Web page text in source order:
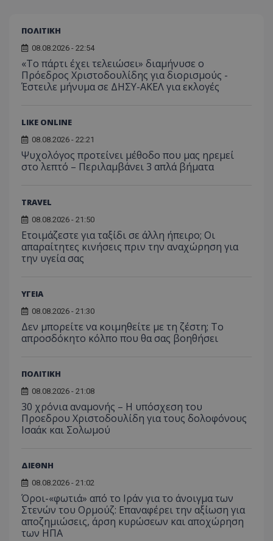
ΠΟΛΙΤΙΚΗ
08.08.2026 - 22:54
«Το πάρτι έχει τελειώσει» διαμήνυσε ο
Πρόεδρος Χριστοδουλίδης για διορισμούς -
Έστειλε μήνυμα σε ΔΗΣΥ-ΑΚΕΛ για εκλογές
LIKE ONLINE
08.08.2026 - 22:21
Ψυχολόγος προτείνει μέθοδο που μας ηρεμεί
στο λεπτό – Περιλαμβάνει 3 απλά βήματα
TRAVEL
08.08.2026 - 21:50
Ετοιμάζεστε για ταξίδι σε άλλη ήπειρο; Οι
απαραίτητες κινήσεις πριν την αναχώρηση για
την υγεία σας
ΥΓΕΙΑ
08.08.2026 - 21:30
Δεν μπορείτε να κοιμηθείτε με τη ζέστη; Το
απροσδόκητο κόλπο που θα σας βοηθήσει
ΠΟΛΙΤΙΚΗ
08.08.2026 - 21:08
30 χρόνια αναμονής – Η υπόσχεση του
Προεδρου Χριστοδουλίδη για τους δολοφόνους
Ισαάκ και Σολωμού
ΔΙΕΘΝΗ
08.08.2026 - 21:02
Όροι-«φωτιά» από το Ιράν για το άνοιγμα των
Στενών του Ορμούζ: Επαναφέρει την αξίωση για
αποζημιώσεις, άρση κυρώσεων και αποχώρηση
των ΗΠΑ